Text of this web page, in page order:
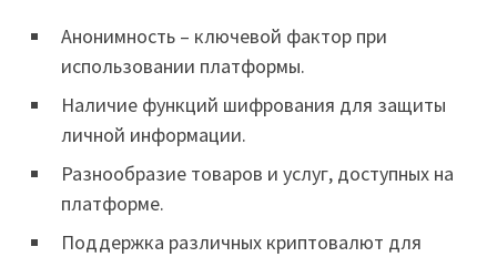
Анонимность – ключевой фактор при
использовании платформы.
Наличие функций шифрования для защиты
личной информации.
Разнообразие товаров и услуг, доступных на
платформе.
Поддержка различных криптовалют для